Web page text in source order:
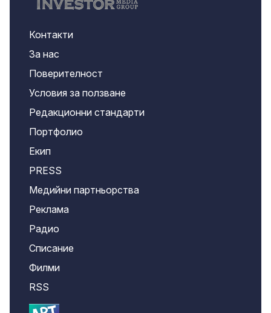
Контакти
За нас
Поверителност
Условия за ползване
Редакционни стандарти
Портфолио
Екип
PRESS
Медийни партньорства
Реклама
Радио
Списание
Филми
RSS